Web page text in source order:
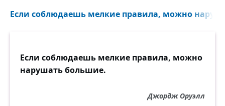
Если соблюдаешь мелкие правила, можно
Если соблюдаешь мелкие правила, можно
нарушать большие.
Джордж Оруэлл